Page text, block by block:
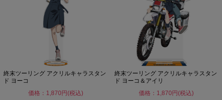
終末ツーリング アクリルキャラスタン
ド ヨーコ
価格：1,870円(税込)
終末ツーリング アクリルキャラスタン
ド ヨーコ＆アイリ
価格：1,870円(税込)